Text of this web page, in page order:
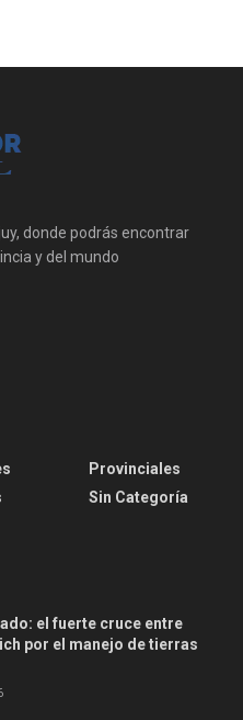
donde podrás encontrar
y del mundo
Provinciales
Sin Categoría
el fuerte cruce entre
por el manejo de tierras